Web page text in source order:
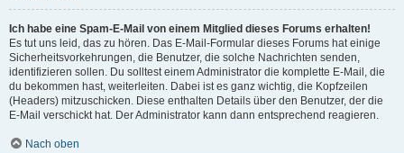
Ich habe eine Spam-E-Mail von einem Mitglied dieses Forums erhalten!
Es tut uns leid, das zu hören. Das E-Mail-Formular dieses Forums hat einige
Sicherheitsvorkehrungen, die Benutzer, die solche Nachrichten senden,
identifizieren sollen. Du solltest einem Administrator die komplette E-Mail, die
du bekommen hast, weiterleiten. Dabei ist es ganz wichtig, die Kopfzeilen
(Headers) mitzuschicken. Diese enthalten Details über den Benutzer, der die
E-Mail verschickt hat. Der Administrator kann dann entsprechend reagieren.
Nach oben